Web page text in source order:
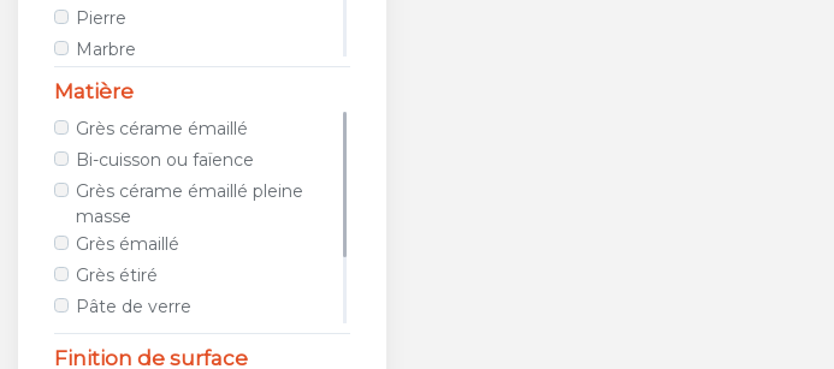
B&B CERAMICHE
BAERWOLF
BAGATTINI
BARDELLI
BAYKER
BELLACASA CERAMICA
BELLAVISTA
BIOPETRA
BISAZZA
BLUSTYLE
BOXER
Pierre
Marbre
Tissu / Cuir
Géométrique
Images et photos
Galet et mosaïque
Travertin
Terracotta
Matière
Grès cérame émaillé
Bi-cuisson ou faïence
Grès cérame émaillé pleine
masse
Grès émaillé
Grès étiré
Pâte de verre
Métal
Finition de surface